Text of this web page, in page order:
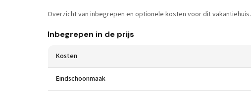
Overzicht van inbegrepen en optionele kosten voor dit vakantiehuis.
Inbegrepen in de prijs
Kosten
Eindschoonmaak